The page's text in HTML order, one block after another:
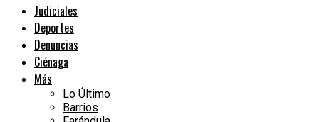
Judiciales
Deportes
Denuncias
Ciénaga
Más
Lo Último
Barrios